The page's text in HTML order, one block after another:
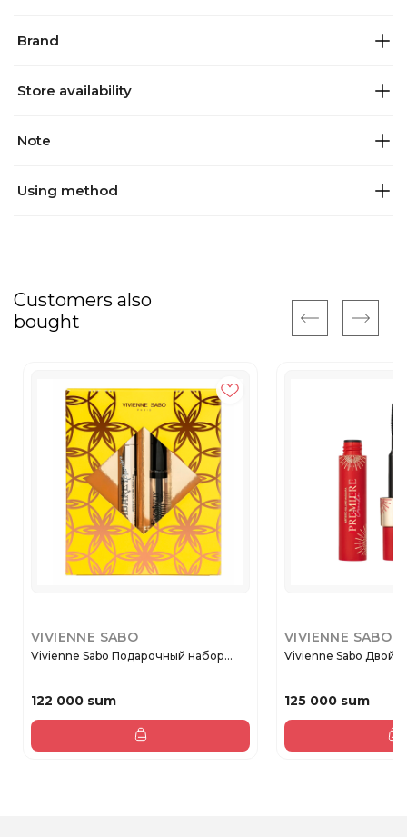
Brand
Store availability
Note
Using method
Customers also
bought
VIVIENNE SABO
Vivienne Sabo Подарочный набор...
122 000 sum
VIVIENNE SABO
Vivienne Sabo
125 000 sum